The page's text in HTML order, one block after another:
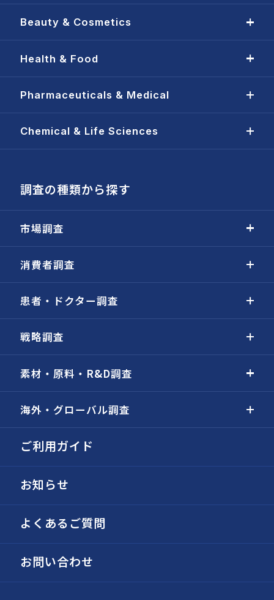
Beauty & Cosmetics
Health & Food
Pharmaceuticals & Medical
Chemical & Life Sciences
調査の種類から探す
市場調査
消費者調査
患者・ドクター調査
戦略調査
素材・原料・R&D調査
海外・グローバル調査
ご利用ガイド
お知らせ
よくあるご質問
お問い合わせ